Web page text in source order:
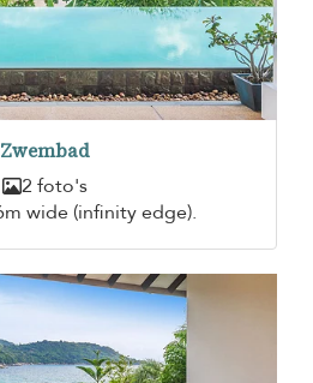
Zwembad
2 foto's
wide (infinity edge).